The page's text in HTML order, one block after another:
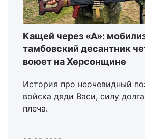
Кащей через «А»:
тамбовский десантник
воюет на Херсонщине
История про неочевидный
войска дяди Васи, силу
плеча.